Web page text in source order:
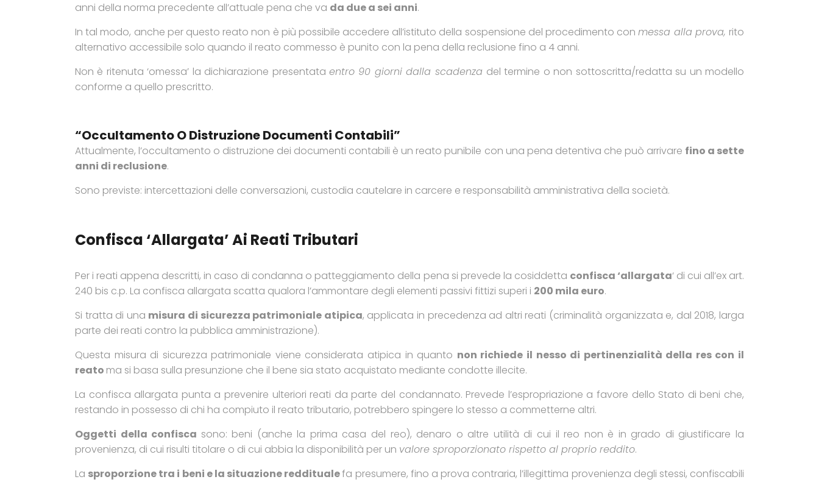
anni della norma precedente all’attuale pena che va da due a sei anni.
In tal modo, anche per questo reato non è più possibile accedere all’istituto della sospensione del procedimento conmessa alla prova, rito
alternativo accessibile solo quando il reato commesso è punito con la pena della reclusione fino a 4 anni.
Non è ritenuta ‘omessa’ la dichiarazione presentata entro 90 giorni dalla scadenza del termine o non sottoscritta/redatta su un modello
conforme a quello prescritto.
“Occultamento O Distruzione Documenti Contabili”
Attualmente, l’occultamento o distruzione dei documenti contabili è un reato punibile con una pena detentiva che può arrivare fino a sette
anni di reclusione.
Sono previste: intercettazioni delle conversazioni, custodia cautelare in carcere e responsabilità amministrativa della società.
Confisca ‘allargata’ Ai Reati Tributari
Per i reati appena descritti, in caso di condanna o patteggiamento della pena si prevede la cosiddetta confisca ‘allargata‘ di cui all’ex art.
240 bis c.p. La confisca allargata scatta qualora l’ammontare degli elementi passivi fittizi superi i 200 mila euro.
Si tratta di una misura di sicurezza patrimoniale atipica, applicata in precedenza ad altri reati (criminalità organizzata e, dal 2018, larga
parte dei reati contro la pubblica amministrazione).
Questa misura di sicurezza patrimoniale viene considerata atipica in quanto non richiede il nesso di pertinenzialità della res con il
reato ma si basa sulla presunzione che il bene sia stato acquistato mediante condotte illecite.
La confisca allargata punta a prevenire ulteriori reati da parte del condannato. Prevede l’espropriazione a favore dello Stato di beni che,
restando in possesso di chi ha compiuto il reato tributario, potrebbero spingere lo stesso a commetterne altri.
Oggetti della confisca sono: beni (anche la prima casa del reo), denaro o altre utilità di cui il reo non è in grado di giustificare la
provenienza, di cui risulti titolare o di cui abbia la disponibilità per un valore sproporzionato rispetto al proprio reddito.
La sproporzione tra i beni e la situazione redditualefa presumere, fino a prova contraria, l’illegittima provenienza degli stessi, confiscabili